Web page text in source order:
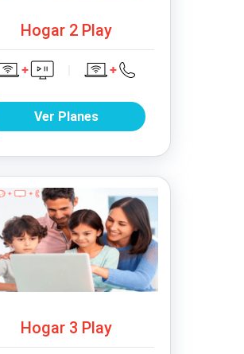
Hogar 2 Play
Ver Planes
Hogar 3 Play